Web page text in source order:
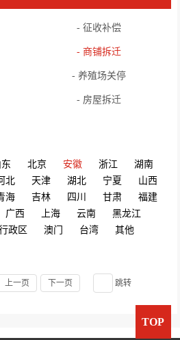
- 征收补偿
- 商铺拆迁
- 养殖场关停
- 房屋拆迁
北京 安徽 浙江
湖南
北 天津 湖北 宁夏
山西
海 吉林 四川 甘肃
福建
广西 上海 云南
黑龙江
政区 澳门 台湾 其他
上一页 下一页 跳转
TOP